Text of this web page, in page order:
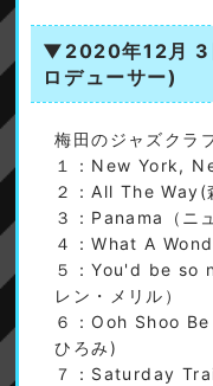
▼2020年12月 3
ロデューサー)
梅田のジャズクラ
１：New York,
２：All The Way(
３：Panama（ニ
４：What A
５：You'd be so
レン・メリル）
６：Ooh Shoo
ひろみ)
７：Saturday